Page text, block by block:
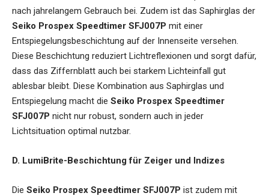
nach jahrelangem Gebrauch bei. Zudem ist das Saphirglas der
Seiko Prospex Speedtimer SFJ007P mit einer
Entspiegelungsbeschichtung auf der Innenseite versehen.
Diese Beschichtung reduziert Lichtreflexionen und sorgt dafür,
dass das Ziffernblatt auch bei starkem Lichteinfall gut
ablesbar bleibt. Diese Kombination aus Saphirglas und
Entspiegelung macht die Seiko Prospex Speedtimer
SFJ007P nicht nur robust, sondern auch in jeder
Lichtsituation optimal nutzbar.
D. LumiBrite-Beschichtung für Zeiger und Indizes
Die Seiko Prospex Speedtimer SFJ007P ist zudem mit